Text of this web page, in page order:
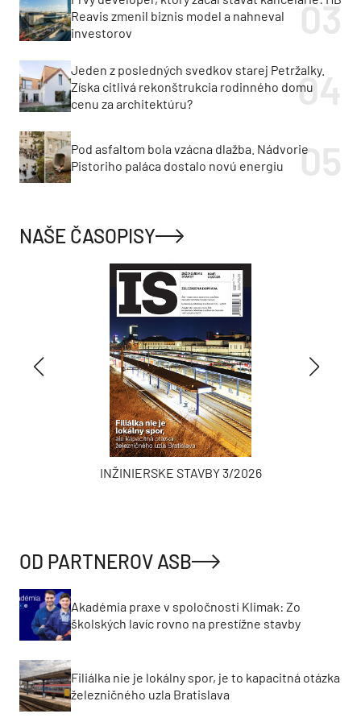
Reavis zmenil biznis model a nahneval
investorov
Jeden z posledných svedkov starej Petržalky.
Získa citlivá rekonštrukcia rodinného domu
cenu za architektúru?
Pod asfaltom bola vzácna dlažba. Nádvorie
Pistoriho paláca dostalo novú energiu
NAŠE ČASOPISY
INŽINIERSKE STAVBY 3/2026
OD PARTNEROV ASB
Akadémia praxe v spoločnosti Klimak: Zo
školských lavíc rovno na prestížne stavby
Filiálka nie je lokálny spor, je to kapacitná otázka
železničného uzla Bratislava